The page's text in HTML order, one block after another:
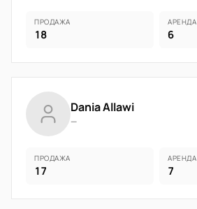
ПРОДАЖА
18
АРЕНДА
6
Dania Allawi
—
ПРОДАЖА
17
АРЕНДА
7